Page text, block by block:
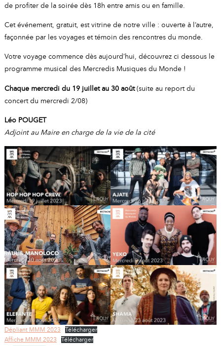
de profiter de la soirée dès 18h entre amis ou en famille.
Cet événement, gratuit, est vitrine de notre ville : ouverte à l’autre,
façonnée par les voyages et témoin des rencontres du monde.
Votre voyage commence dès aujourd’hui, découvrez ci dessous le
programme musical des Mercredis Musiques du Monde !
Chaque mercredi du 19 juillet au 30 août(suite au report du
concert du mercredi 2/08)
Léo POUGET
Adjoint au Maire en charge de la vie de la cité
Dépliant MMM 2023
Télécharger
Affiche MMM 2023
Télécharger